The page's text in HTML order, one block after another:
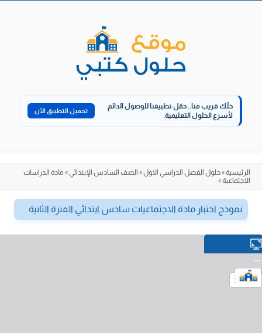
خلّك قريب منا.. حمّل تطبيقنا للوصول الدائم
لأسرع الحلول التعليمية.
تحميل التطبيق الآن
الرئيسية»حلول الفصل الدراسي الاول» الصف السادس الإبتدائي» مادة الدراسات
الاجتماعية»
نموذج اختبار مادة الاجتماعيات سادس ابتدائي الفترة الثانية